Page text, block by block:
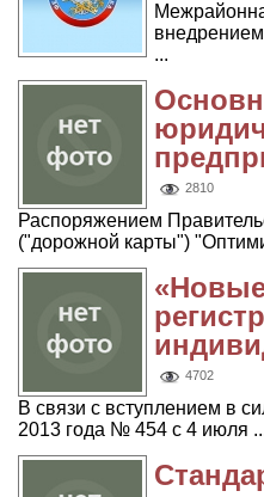
...
2810
Распоряжением
("дорожной карты")
4702
В связи с вступлением в
2013 года № 454 с 4 июля